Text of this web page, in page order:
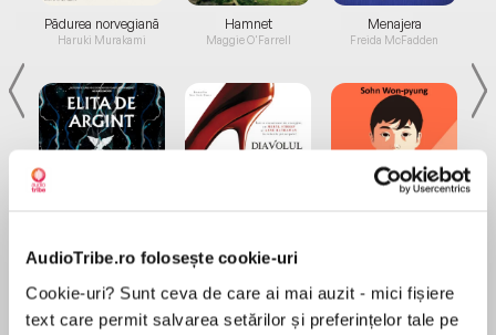
AudioTribe.ro folosește cookie-uri
Cookie-uri? Sunt ceva de care ai mai auzit - mici fișiere
text care permit salvarea setărilor și preferințelor tale pe
Pădurea norvegiană
Haruki Murakami
Hamnet
Maggie O'Farrell
Menajera
Freida McFadden